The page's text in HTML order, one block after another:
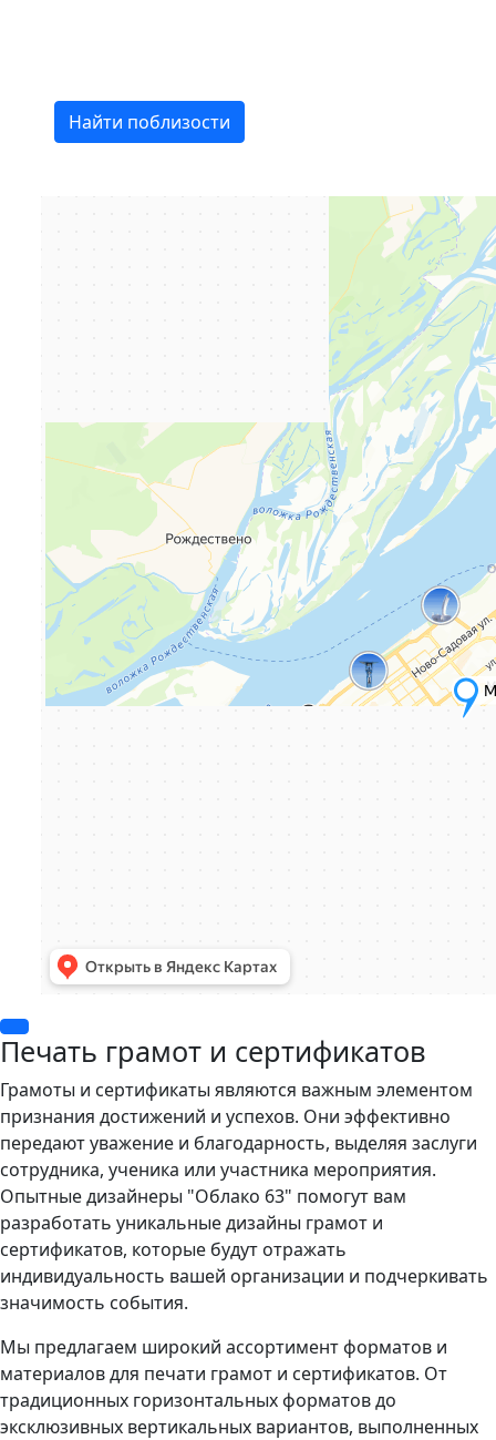
Найти поблизости
Печать грамот и сертификатов
Грамоты и сертификаты являются важным элементом
признания достижений и успехов. Они эффективно
передают уважение и благодарность, выделяя заслуги
сотрудника, ученика или участника мероприятия.
Опытные дизайнеры "Облако 63" помогут вам
разработать уникальные дизайны грамот и
сертификатов, которые будут отражать
индивидуальность вашей организации и подчеркивать
значимость события.
Мы предлагаем широкий ассортимент форматов и
материалов для печати грамот и сертификатов. От
традиционных горизонтальных форматов до
эксклюзивных вертикальных вариантов, выполненных